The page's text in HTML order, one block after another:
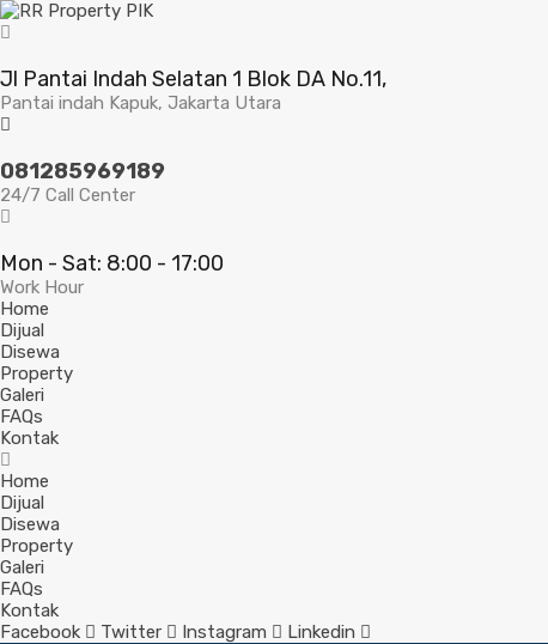
Jl Pantai Indah Selatan 1 Blok DA No.11,
Pantai indah Kapuk, Jakarta Utara
081285969189
24/7 Call Center
Mon - Sat: 8:00 - 17:00
Work Hour
Home
Dijual
Disewa
Property
Galeri
FAQs
Kontak
Home
Dijual
Disewa
Property
Galeri
FAQs
Kontak
Facebook
Twitter Instagram Linkedin